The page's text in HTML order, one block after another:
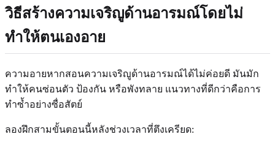
วิธีสร้างความเจริญูด้านอารมณ์โดยไม่
ทำให้ตนเองอาย
ความอายหากสอนความเจริญูด้านอารมณ์ได้ไม่ค่อยดี มันมัก
ทำให้คนซ่อนตัว ป้องกัน หรือพังทลาย แนวทางที่ดีกว่าคือการ
ทำซ้ำอย่างซื่อสัตย์
ลองฝึกสามขั้นตอนนี้หลังช่วงเวลาที่ตึงเครียด: